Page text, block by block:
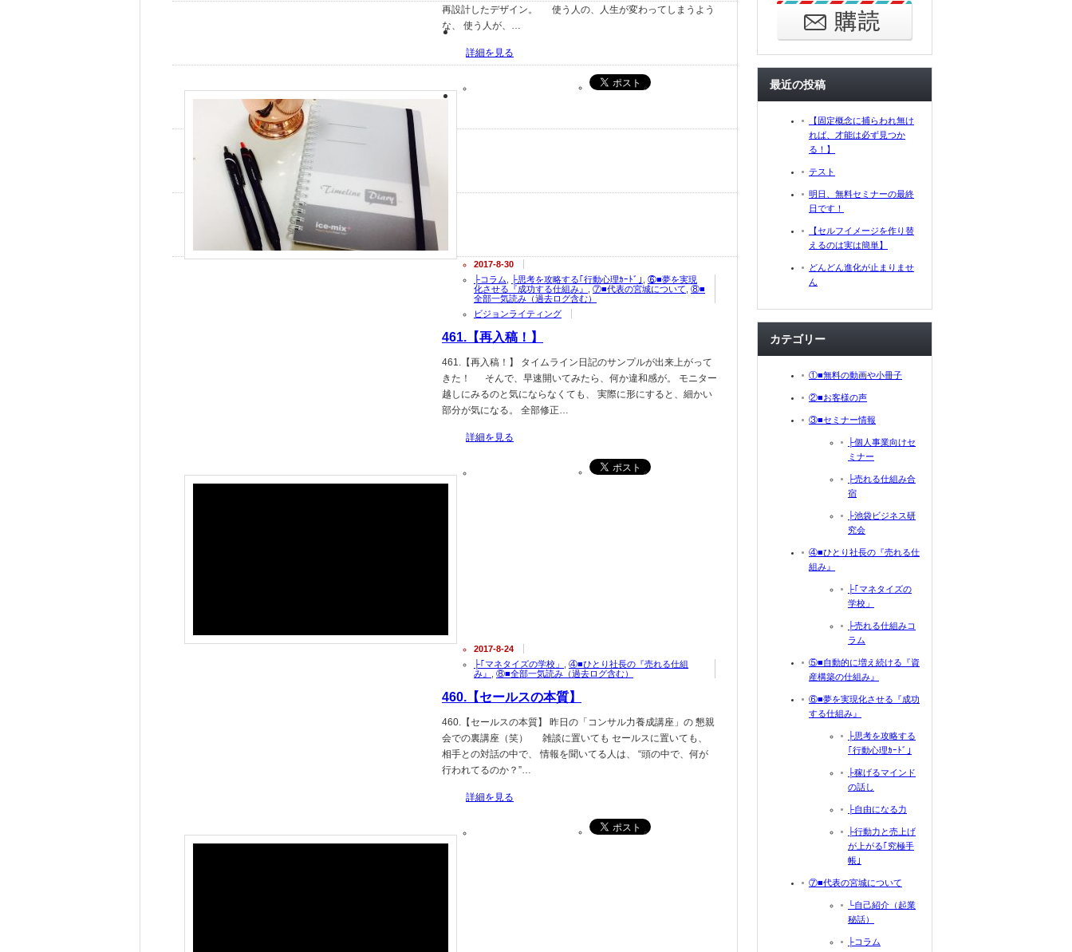
再設計したデザイン。 使う人の、人生が変わってしまうよう
な、 使う人が、…
詳細を見る
2017-8-30
├コラム
├思考を攻略する｢行動心理ｶｰﾄﾞ｣
⑥■夢を実現
化させる『成功する仕組み』
⑦■代表の宮城について ⑧■
全部一気読み（過去ログ含む）
ビジョンライティング
461.【再入稿！】
461.【再入稿！】 タイムライン日記のサンプルが出来上がって
きた！ そんで、早速開いてみたら、何か違和感が。 モニター
越しにみるのと気にならなくても、 実際に形にすると、細かい
部分が気になる。 全部修正…
詳細を見る
2017-8-24
├｢マネタイズの学校」
④■ひとり社長の『売れる仕組
み』
⑧■全部一気読み（過去ログ含む）
460.【セールスの本質】
460.【セールスの本質】 昨日の「コンサル力養成講座」の 懇親
会での裏講座（笑） 雑談に置いても セールスに置いても、
相手との対話の中で、 情報を聞いてる人は、 “頭の中で、何が
行われてるのか？”…
詳細を見る
最近の投稿
【固定概念に捕らわれ無け
れば、才能は必ず見つか
る！】
テスト
明日、無料セミナーの最終
日です！
【セルフイメージを作り替
えるのは実は簡単】
どんどん進化が止まりませ
ん
カテゴリー
①■無料の動画や小冊子
②■お客様の声
③■セミナー情報
├個人事業向けセ
ミナー
├売れる仕組み合
宿
├池袋ビジネス研
究会
④■ひとり社長の『売れる仕
組み』
├｢マネタイズの
学校」
├売れる仕組みコ
ラム
⑤■自動的に増え続ける『資
産構築の仕組み』
⑥■夢を実現化させる『成功
する仕組み』
├思考を攻略する
｢行動心理ｶｰﾄﾞ｣
├稼げるマインド
の話し
├自由になる力
├行動力と売上げ
が上がる｢究極手
帳｣
⑦■代表の宮城について
└自己紹介（起業
秘話）
├コラム